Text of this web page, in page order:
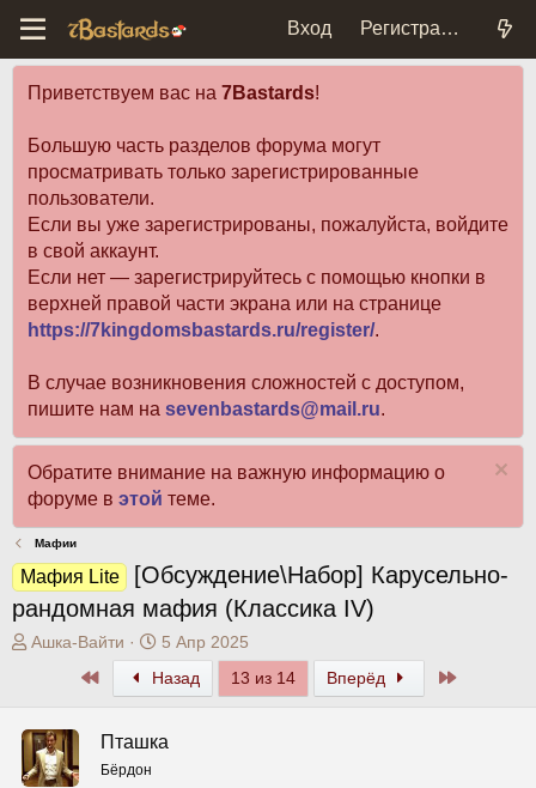
Вход Регистрация
Приветствуем вас на 7Bastards!
Большую часть разделов форума могут
просматривать только зарегистрированные
пользователи.
Если вы уже зарегистрированы, пожалуйста, войдите
в свой аккаунт.
Если нет — зарегистрируйтесь с помощью кнопки в
верхней правой части экрана или на странице
https://7kingdomsbastards.ru/register/.
В случае возникновения сложностей с доступом,
пишите нам на sevenbastards@mail.ru.
Обратите внимание на важную информацию о
форуме в этой теме.
Мафии
Мафия Lite
[Обсуждение\Набор] Карусельно-
рандомная мафия (Классика IV)
А
р
т
е
Ашка-Вайти
Д
а
т
а
5 Апр 2025
ПервыйНазад 13 из 14 Вперёд
Пташка
Бёрдон